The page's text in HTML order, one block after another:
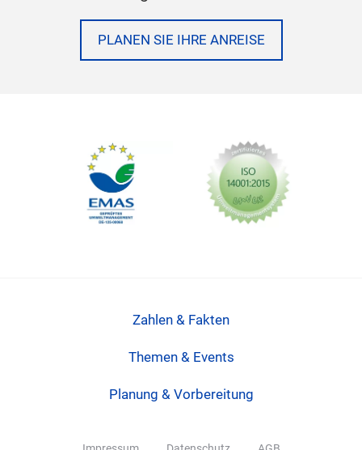
PLANEN SIE IHRE ANREISE
Zahlen & Fakten
Themen & Events
Planung & Vorbereitung